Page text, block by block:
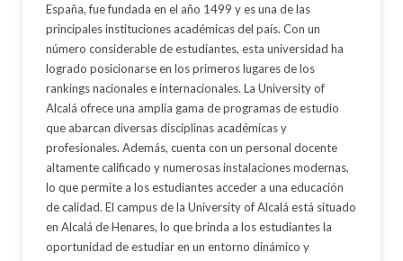
España, fue fundada en el año 1499 y es una de las
principales instituciones académicas del país. Con un
número considerable de estudiantes, esta universidad ha
logrado posicionarse en los primeros lugares de los
rankings nacionales e internacionales. La University of
Alcalá ofrece una amplia gama de programas de estudio
que abarcan diversas disciplinas académicas y
profesionales. Además, cuenta con un personal docente
altamente calificado y numerosas instalaciones modernas,
lo que permite a los estudiantes acceder a una educación
de calidad. El campus de la University of Alcalá está situado
en Alcalá de Henares, lo que brinda a los estudiantes la
oportunidad de estudiar en un entorno dinámico y